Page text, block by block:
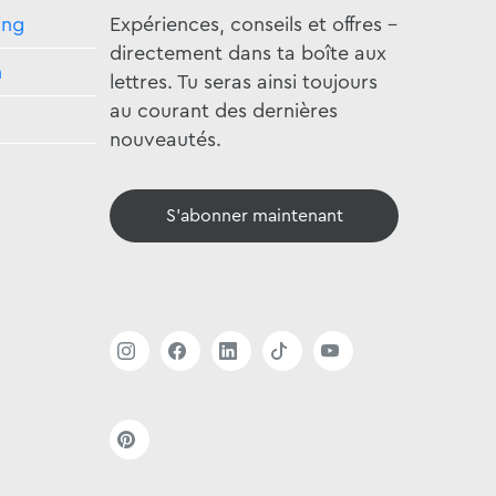
Expériences, conseils et offres -
directement dans ta boîte aux
lettres. Tu seras ainsi toujours
au courant des dernières
nouveautés.
S'abonner maintenant